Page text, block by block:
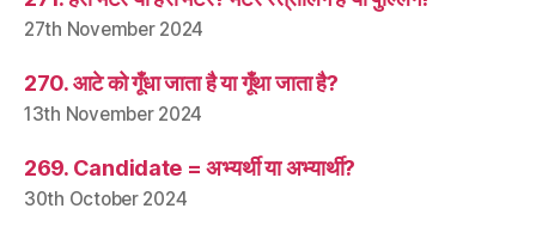
27th November 2024
270. आटे को गूँधा जाता है या गूँथा जाता है?
13th November 2024
269. Candidate = अभ्यर्थी या अभ्यार्थी?
30th October 2024